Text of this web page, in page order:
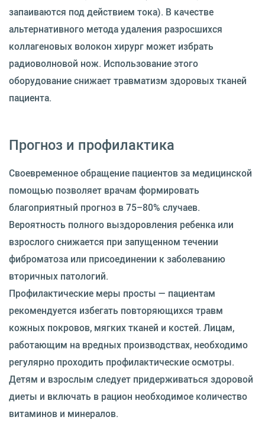
запаиваются под действием тока). В качестве
альтернативного метода удаления разросшихся
коллагеновых волокон хирург может избрать
радиоволновой нож. Использование этого
оборудование снижает травматизм здоровых тканей
пациента.
Прогноз и профилактика
Своевременное обращение пациентов за медицинской
помощью позволяет врачам формировать
благоприятный прогноз в 75–80% случаев.
Вероятность полного выздоровления ребенка или
взрослого снижается при запущенном течении
фиброматоза или присоединении к заболеванию
вторичных патологий.
Профилактические меры просты — пациентам
рекомендуется избегать повторяющихся травм
кожных покровов, мягких тканей и костей. Лицам,
работающим на вредных производствах, необходимо
регулярно проходить профилактические осмотры.
Детям и взрослым следует придерживаться здоровой
диеты и включать в рацион необходимое количество
витаминов и минералов.